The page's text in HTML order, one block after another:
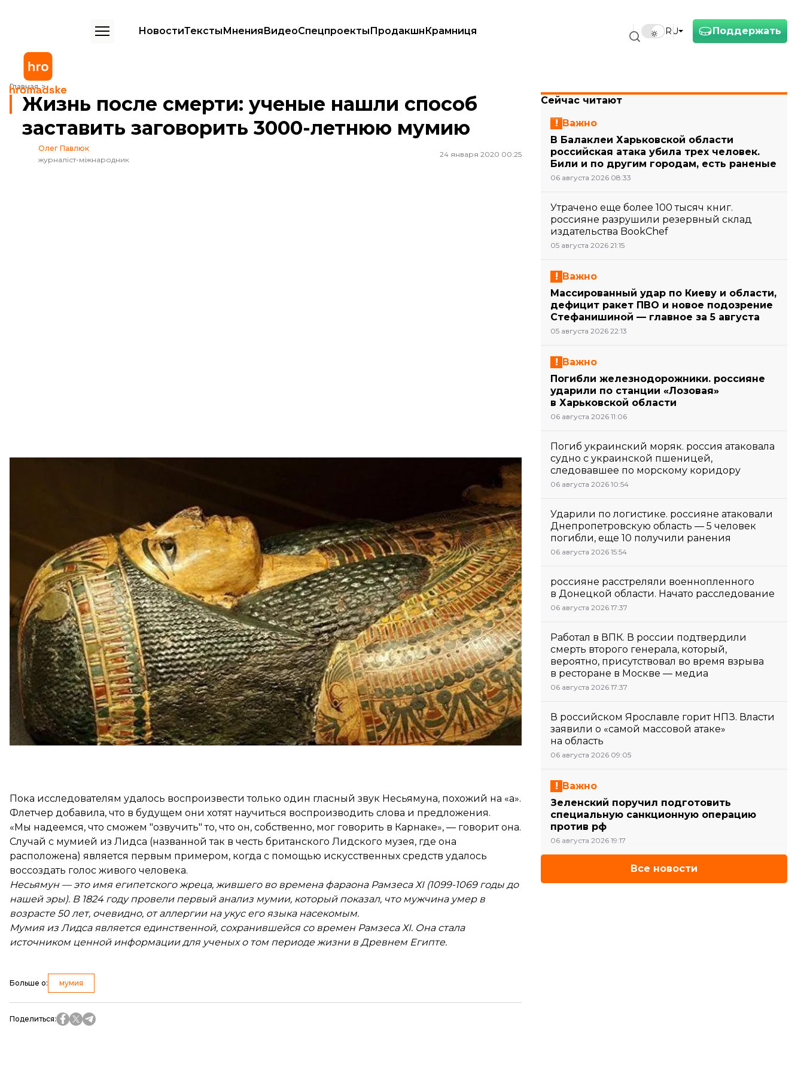
Поддержать
RU
НовостиТекстыМненияВидеоСпецпроектыПродакшнКрамниця
Главная
Жизнь после смерти: ученые нашли способ заставить заговорить 3000-летнюю мумию
Жизнь после смерти: ученые нашли способ
заставить заговорить 3000-летнюю мумию
Олег Павлюк
журналіст-міжнародник
24 января 2020 00:25
Ученые с помощью 3D—принтера смогли воспроизвести голос мумии Несьямун, или же мумии из
Лидса, возраст которой составляет около 3 тысяч лет.
Чтобы мумия заговорила, ученые просканировали ее голосовой тракт, напечатали его точную
копию на 3D-принтере, а затем воспроизвели голос с помощью системы синтеза речи.
Профессор Йоркского университета Джоан Флетчер, которая стала соавтором исследования,
объяснила, что Несьямун сам хотел быть услышанным после своей смерти: «Это, собственно,
написано на его саркофаге. В определенном смысле мы смогли осуществить его желание».
Пока исследователям удалось воспроизвести только один гласный звук Несьямуна, похожий на «а».
Флетчер добавила, что в будущем они хотят научиться воспроизводить слова и предложения.
«Мы надеемся, что сможем "озвучить" то, что он, собственно, мог говорить в Карнаке», — говорит она.
Случай с мумией из Лидса (названной так в честь британского Лидского музея, где она
расположена) является первым примером, когда с помощью искусственных средств удалось
воссоздать голос живого человека.
Несьямун — это имя египетского жреца, жившего во времена фараона Рамзеса ХІ (1099-1069 годы до
нашей эры). В 1824 году провели первый анализ мумии, который показал, что мужчина умер в
возрасте 50 лет, очевидно, от аллергии на укус его языка насекомым.
Мумия из Лидса является единственной, сохранившейся со времен Рамзеса ХІ. Она стала
источником ценной информации для ученых о том периоде жизни в Древнем Египте.
Больше о: мумия
Поделиться:
Сейчас читают
Важно
В Балаклеи Харьковской области
российская атака убила трех человек.
Били и по другим городам, есть раненые
06 августа 2026 08:33
Утрачено еще более 100 тысяч книг.
россияне разрушили резервный склад
издательства BookChef
05 августа 2026 21:15
Важно
Массированный удар по Киеву и области,
дефицит ракет ПВО и новое подозрение
Стефанишиной — главное за 5 августа
05 августа 2026 22:13
Важно
Погибли железнодорожники. россияне
ударили по станции «Лозовая»
в Харьковской области
06 августа 2026 11:06
Погиб украинский моряк. россия атаковала
судно с украинской пшеницей,
следовавшее по морскому коридору
06 августа 2026 10:54
Ударили по логистике. россияне атаковали
Днепропетровскую область — 5 человек
погибли, еще 10 получили ранения
06 августа 2026 15:54
россияне расстреляли военнопленного
в Донецкой области. Начато расследование
06 августа 2026 17:37
Работал в ВПК. В россии подтвердили
смерть второго генерала, который,
вероятно, присутствовал во время взрыва
в ресторане в Москве — медиа
06 августа 2026 17:37
В российском Ярославле горит НПЗ. Власти
заявили о «самой массовой атаке»
на область
06 августа 2026 09:05
Важно
Зеленский поручил подготовить
специальную санкционную операцию
против рф
06 августа 2026 19:17
Все новости